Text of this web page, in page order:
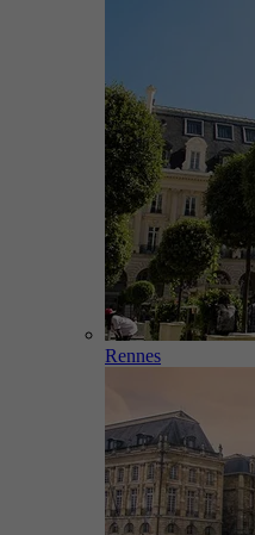
Rennes